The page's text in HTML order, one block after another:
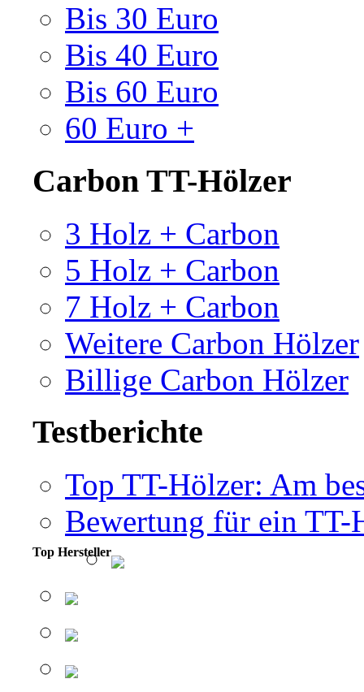
Bis 30 Euro
Bis 40 Euro
Bis 60 Euro
60 Euro +
Carbon TT-Hölzer
3 Holz + Carbon
5 Holz + Carbon
7 Holz + Carbon
Weitere Carbon Hölzer
Billige Carbon Hölzer
Testberichte
Top TT-Hölzer: Am
Bewertung für ein TT-
Top Hersteller